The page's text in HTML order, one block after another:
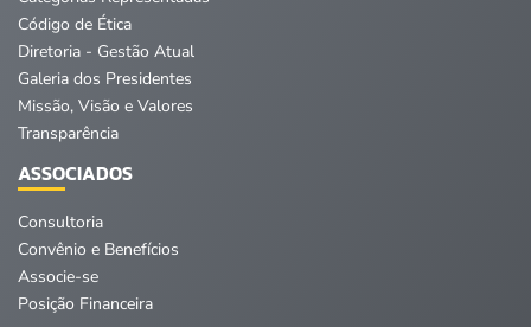
Código de Ética
Diretoria - Gestão Atual
Galeria dos Presidentes
Missão, Visão e Valores
Transparência
ASSOCIADOS
Consultoria
Convênio e Benefícios
Associe-se
Posição Financeira